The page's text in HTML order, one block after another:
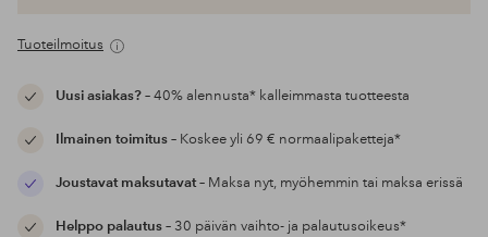
Tuoteilmoitus
Uusi asiakas?– 40% alennusta* kalleimmasta tuotteesta
Ilmainen toimitus– Koskee yli 69 € normaalipaketteja*
Joustavat maksutavat– Maksa nyt, myöhemmin tai maksa erissä
Helppo palautus– 30 päivän vaihto- ja palautusoikeus*